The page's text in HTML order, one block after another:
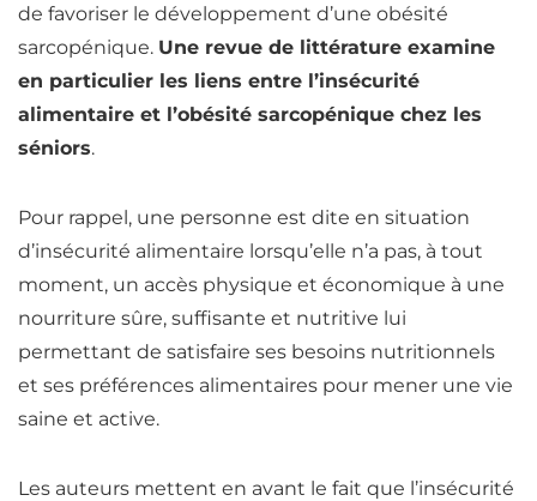
de favoriser le développement d’une obésité
sarcopénique. Une revue de littérature examine
en particulier les liens entre l’insécurité
alimentaire et l’obésité sarcopénique chez les
séniors.
Pour rappel, une personne est dite en situation
d’insécurité alimentaire lorsqu’elle n’a pas, à tout
moment, un accès physique et économique à une
nourriture sûre, suffisante et nutritive lui
permettant de satisfaire ses besoins nutritionnels
et ses préférences alimentaires pour mener une vie
saine et active.
Les auteurs mettent en avant le fait que l’insécurité